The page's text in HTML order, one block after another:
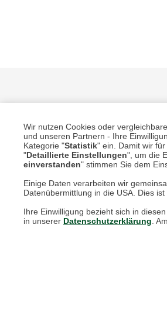
Wir nutzen Cookies oder
und unseren Partnern - Ihre
Kategorie "Statistik" ein. Damit wir
"Detaillierte Einstellungen", um die
einverstanden" stimmen Sie dem
Einige Daten verarbeiten wir
Datenübermittlung in die USA. Dies
Ihre Einwilligung bezieht sich in
in unserer Datenschutzerklärung .
Unsere Services für Sie
Online Magazin
Newsletter-Archiv